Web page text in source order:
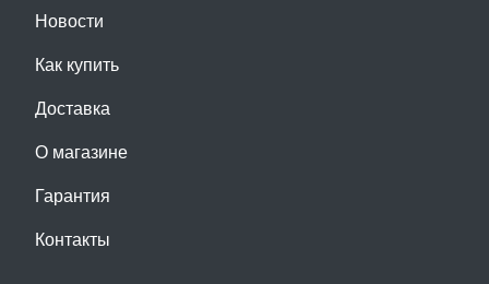
Новости
Как купить
Доставка
О магазине
Гарантия
Контакты